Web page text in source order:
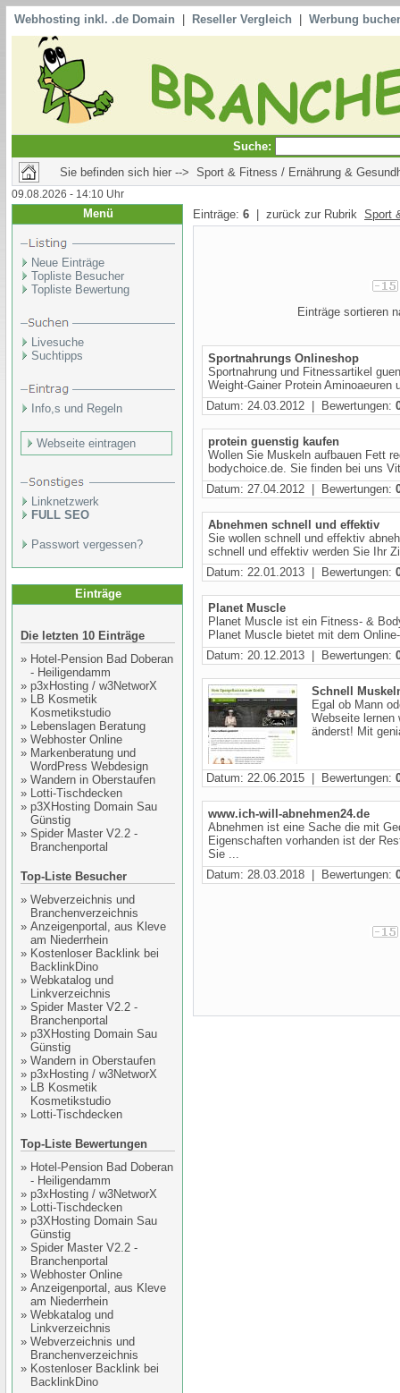
Webhosting inkl. .de Domain Reseller Vergleich Werbung
Suche:
Sie befinden sich hier --> Sport & Fitness / Ernährung &
09.08.2026 - 14:10 Uhr
Menü
Neue Einträge
Topliste Besucher
Topliste Bewertung
Livesuche
Suchtipps
Info,s und Regeln
Webseite eintragen
Linknetzwerk
FULL SEO
Passwort vergessen?
Einträge
Die letzten 10 Einträge
» Hotel-Pension Bad Doberan
- Heiligendamm
» p3xHosting / w3NetworX
» LB Kosmetik
Kosmetikstudio
» Lebenslagen Beratung
» Webhoster Online
» Markenberatung und
WordPress Webdesign
» Wandern in Oberstaufen
» Lotti-Tischdecken
» p3XHosting Domain Sau
Günstig
» Spider Master V2.2 -
Branchenportal
Top-Liste Besucher
» Webverzeichnis und
Branchenverzeichnis
» Anzeigenportal, aus Kleve
am Niederrhein
» Kostenloser Backlink bei
BacklinkDino
» Webkatalog und
Linkverzeichnis
» Spider Master V2.2 -
Branchenportal
» p3XHosting Domain Sau
Günstig
» Wandern in Oberstaufen
» p3xHosting / w3NetworX
» LB Kosmetik
Kosmetikstudio
» Lotti-Tischdecken
Top-Liste Bewertungen
» Hotel-Pension Bad Doberan
- Heiligendamm
» p3xHosting / w3NetworX
» Lotti-Tischdecken
» p3XHosting Domain Sau
Günstig
» Spider Master V2.2 -
Branchenportal
» Webhoster Online
» Anzeigenportal, aus Kleve
am Niederrhein
» Webkatalog und
Linkverzeichnis
» Webverzeichnis und
Branchenverzeichnis
» Kostenloser Backlink bei
BacklinkDino
Einträge: 6 | zurück zur Rubrik Sport
Einträge sortieren
Sportnahrungs Onlineshop
Sportnahrung und Fitnessartikel
Weight-Gainer Protein Aminoaeuren
Datum: 24.03.2012 | Bewertungen:
protein guenstig kaufen
Wollen Sie Muskeln aufbauen Fett
bodychoice.de. Sie finden bei uns
Datum: 27.04.2012 | Bewertungen:
Abnehmen schnell und effektiv
Sie wollen schnell und effektiv
schnell und effektiv werden Sie Ihr
Datum: 22.01.2013 | Bewertungen:
Planet Muscle
Planet Muscle ist ein Fitness- &
Planet Muscle bietet mit dem
Datum: 20.12.2013 | Bewertungen:
Schnell
Egal ob Mann
Webseite lernen
änderst! Mit
Datum: 22.06.2015 | Bewertungen:
www.ich-will-abnehmen24.de
Abnehmen ist eine Sache die mit
Eigenschaften vorhanden ist der
Sie ...
Datum: 28.03.2018 | Bewertungen: